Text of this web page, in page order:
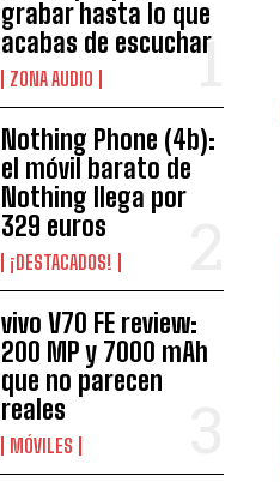
grabar hasta lo que
acabas de escuchar
ZONA AUDIO
Nothing Phone (4b):
el móvil barato de
Nothing llega por
329 euros
¡DESTACADOS!
vivo V70 FE review:
200 MP y 7000 mAh
que no parecen
reales
MÓVILES